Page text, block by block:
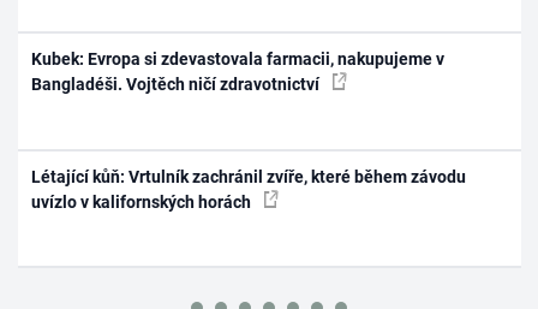
Kubek: Evropa si zdevastovala farmacii, nakupujeme v
Bangladéši. Vojtěch ničí zdravotnictví
Létající kůň: Vrtulník zachránil zvíře, které během závodu
uvízlo v kalifornských horách